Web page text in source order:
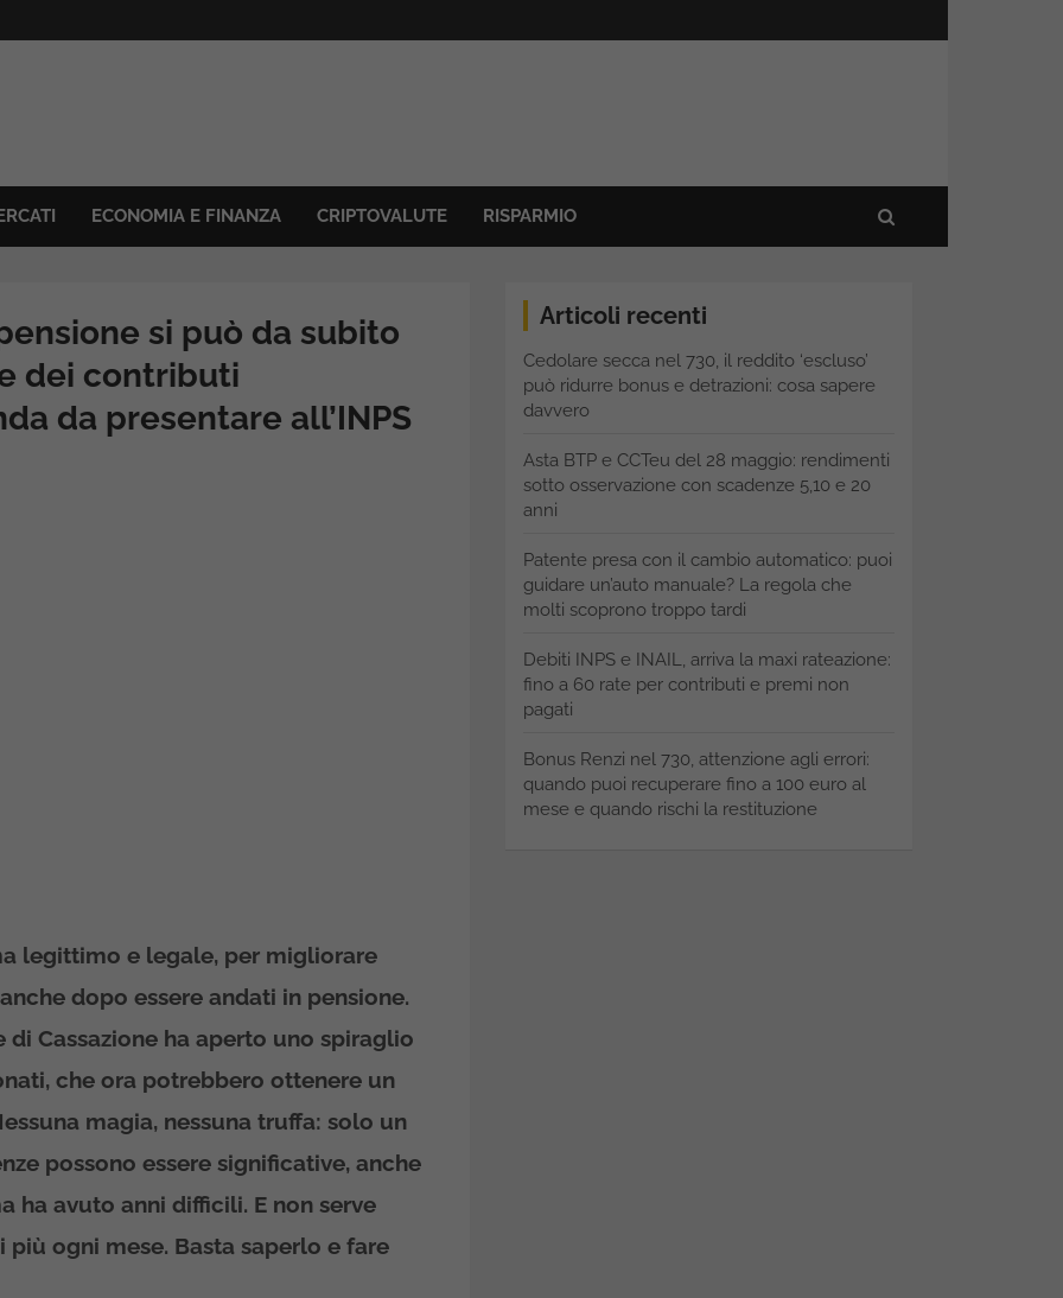
ECONOMIA E FINANZA CRIPTOVALUTE RISPARMIO
si può da subito
dei contributi
da presentare all’INPS
legittimo e legale, per migliorare
dopo essere andati in pensione.
Cassazione ha aperto uno spiraglio
che ora potrebbero ottenere un
magia, nessuna truffa: solo un
possono essere significative, anche
ha avuto anni difficili. E non serve
ogni mese. Basta saperlo e fare
Articoli recenti
Cedolare secca nel 730, il reddito ‘escluso’
può ridurre bonus e detrazioni: cosa sapere
davvero
Asta BTP e CCTeu del 28 maggio: rendimenti
sotto osservazione con scadenze 5,10 e 20
anni
Patente presa con il cambio automatico: puoi
guidare un’auto manuale? La regola che
molti scoprono troppo tardi
Debiti INPS e INAIL, arriva la maxi rateazione:
fino a 60 rate per contributi e premi non
pagati
Bonus Renzi nel 730, attenzione agli errori:
quando puoi recuperare fino a 100 euro al
mese e quando rischi la restituzione